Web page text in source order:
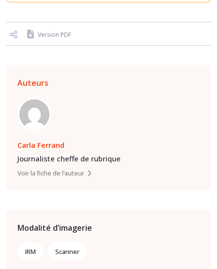
Version PDF
Auteurs
Carla Ferrand
Journaliste cheffe de rubrique
Voir la fiche de l’auteur
Modalité d’imagerie
IRM Scanner